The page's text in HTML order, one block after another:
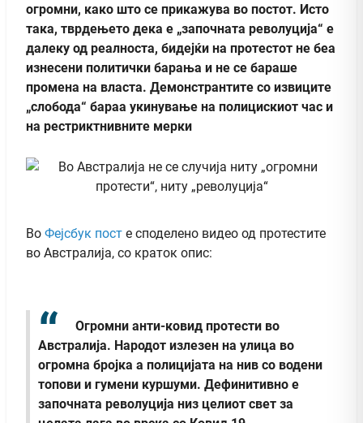
огромни, како што се прикажува во постот. Исто
така, тврдењето дека e „започната револуција“ е
далеку од реалноста, бидејќи на протестот не беа
изнесени политички барања и не се бараше
промена на власта. Демонстрантите со извиците
„слобода“ бараа укинување на полицискиот час и
на рестриктнивните мерки
Во Фејсбук пост е споделено видео од протестите
во Австралија, со краток опис:
Огромни анти-ковид протести во
Австралија. Народот излезен на улица во
огромна бројка а полицијата на нив со водени
топови и гумени куршуми. Дефинитивно е
започната револуција низ целиот свет за